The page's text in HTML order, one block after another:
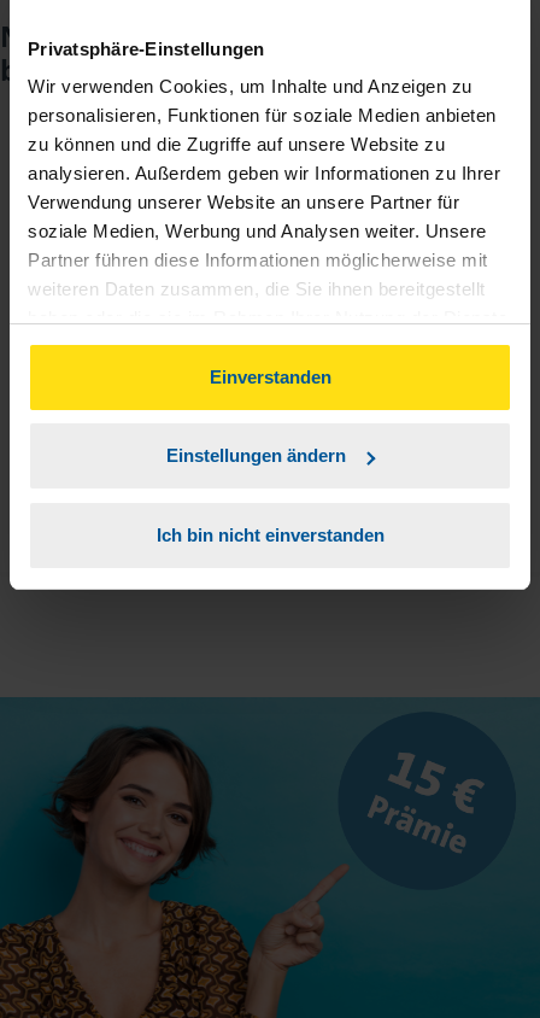
Privatsphäre-Einstellungen
Wir verwenden Cookies, um Inhalte und Anzeigen zu
personalisieren, Funktionen für soziale Medien anbieten
zu können und die Zugriffe auf unsere Website zu
analysieren. Außerdem geben wir Informationen zu Ihrer
Verwendung unserer Website an unsere Partner für
soziale Medien, Werbung und Analysen weiter. Unsere
Partner führen diese Informationen möglicherweise mit
weiteren Daten zusammen, die Sie ihnen bereitgestellt
gesammelt haben. Indem Sie auf Einverstanden klicken,
können Sie der Verwendung von Cookies, gemäß
unserer
Einverstanden
Einstellungen ändern
Ich bin nicht einverstanden
Noch keinen Zugang? So einfach
beantragen Sie ihn.
1
Sie teilen mir mit, dass Sie MeineVLH nutzen
wollen.
2 Sie bekommen eine E-Mail mit Ihren Zugangsdaten
und einem Aktivierungslink.
3
eingeben und los geht's.